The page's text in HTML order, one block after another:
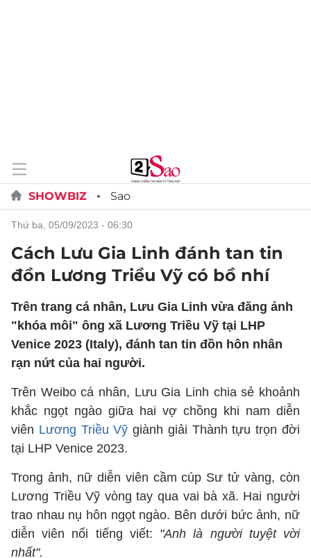
SHOWBIZ Sao
thứ ba, 05/09/2023 - 06:30
Cách Lưu Gia Linh đánh tan tin
đồn Lương Triều Vỹ có bồ nhí
Trên trang cá nhân, Lưu Gia Linh vừa đăng ảnh
"khóa môi" ông xã Lương Triều Vỹ tại LHP
Venice 2023 (Italy), đánh tan tin đồn hôn nhân
rạn nứt của hai người.
Trên Weibo cá nhân, Lưu Gia Linh chia sẻ khoảnh
khắc ngọt ngào giữa hai vợ chồng khi nam diễn
viên Lương Triều Vỹ giành giải Thành tựu trọn đời
tại LHP Venice 2023.
Trong ảnh, nữ diễn viên cầm cúp Sư tử vàng, còn
Lương Triều Vỹ vòng tay qua vai bà xã. Hai người
trao nhau nụ hôn ngọt ngào. Bên dưới bức ảnh, nữ
diễn viên nổi tiếng viết: "Anh là người tuyệt vời
nhất".